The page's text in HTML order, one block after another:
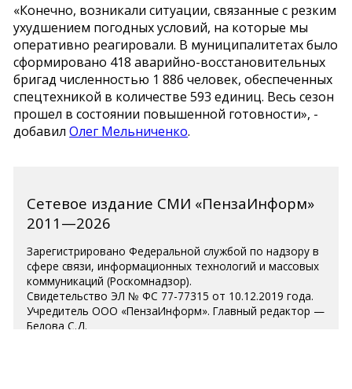
«Конечно, возникали ситуации, связанные с резким
ухудшением погодных условий, на которые мы
оперативно реагировали. В муниципалитетах было
сформировано 418 аварийно-восстановительных
бригад численностью 1 886 человек, обеспеченных
спецтехникой в количестве 593 единиц. Весь сезон
прошел в состоянии повышенной готовности», -
добавилОлег Мельниченко.
Сетевое издание СМИ «ПензаИнформ»
2011—2026
Зарегистрировано Федеральной службой по надзору в
сфере связи, информационных технологий и массовых
коммуникаций (Роскомнадзор).
Свидетельство ЭЛ № ФС 77-77315 от 10.12.2019 года.
Учредитель ООО «ПензаИнформ». Главный редактор —
Белова С.Д.